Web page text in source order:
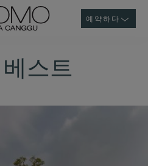
예약하다
스트